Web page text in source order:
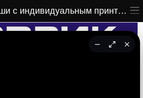
Коврик для мыши с индивидуальным принтом Resident Evil Requiem